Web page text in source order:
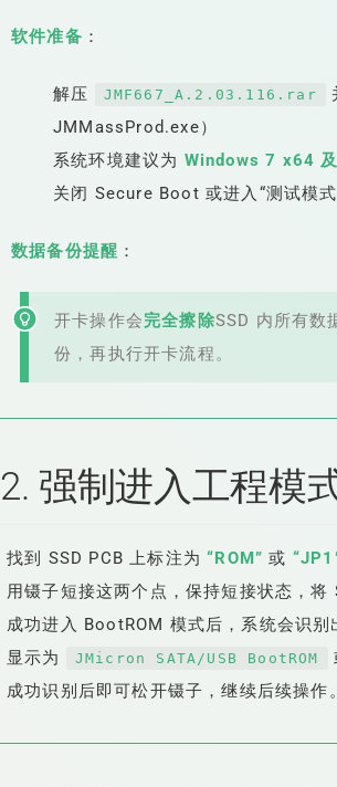
软件准备 ：
解压 JMF667_A.2.03.116.rar
JMMassProd.exe）
系统环境建议为 Windows 7 x64
关闭 Secure Boot 或进入“测试模式
数据备份提醒 ：
开卡操作会完全擦除SSD 内所有数
份，再执行开卡流程。
2. 强制进入工程模
找到 SSD PCB 上标注为“ROM” 或
用镊子短接这两个点，保持短接状态，将
成功进入 BootROM 模式后，系统会识
显示为
JMicron SATA/USB BootROM
成功识别后即可松开镊子，继续后续操作。